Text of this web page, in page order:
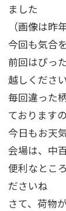
ました
（画像は昨
今回も気合
前回はぴっ
越しくださ
毎回違った
ております
今日もお天
会場は、中
便利なとこ
ださいね
さて、荷物